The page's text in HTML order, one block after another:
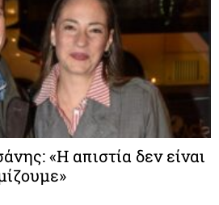
«Η απιστία δεν είναι